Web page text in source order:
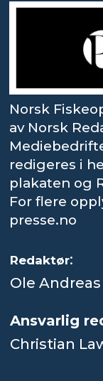
Norsk
av Norsk
redigeres i
plakaten og
For flere
presse.no
Redaktør:
Ole
Ansvarlig
Christian